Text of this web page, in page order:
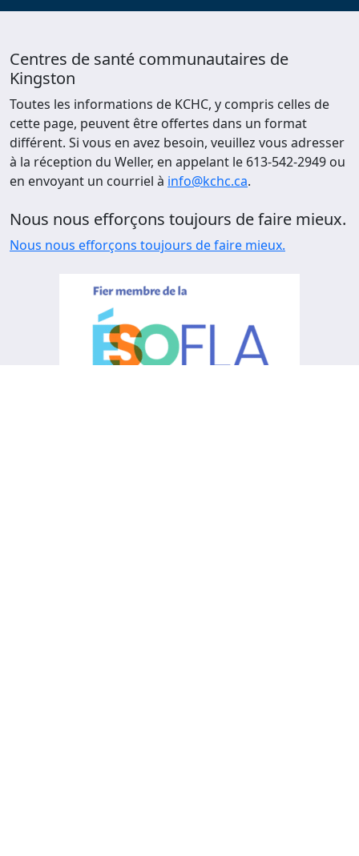
Centres de santé communautaires de
Kingston
Toutes les informations de KCHC, y compris celles de
cette page, peuvent être offertes dans un format
différent. Si vous en avez besoin, veuillez vous adresser
à la réception du Weller, en appelant le 613-542-2949 ou
en envoyant un courriel à info@kchc.ca.
Nous nous efforçons toujours de faire mieux.
Nous nous efforçons toujours de faire mieux.